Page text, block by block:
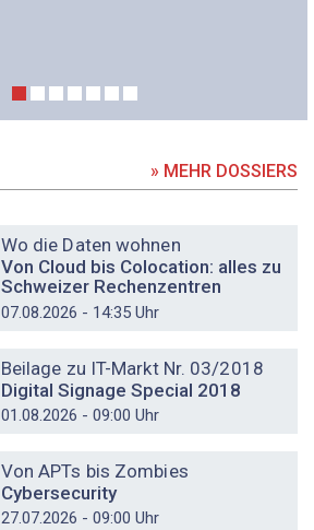
» MEHR DOSSIERS
Wo die Daten wohnen
Von Cloud bis Colocation: alles zu
Schweizer Rechenzentren
07.08.2026 - 14:35 Uhr
Beilage zu IT-Markt Nr. 03/2018
Digital Signage Special 2018
01.08.2026 - 09:00 Uhr
Von APTs bis Zombies
Cybersecurity
27.07.2026 - 09:00 Uhr